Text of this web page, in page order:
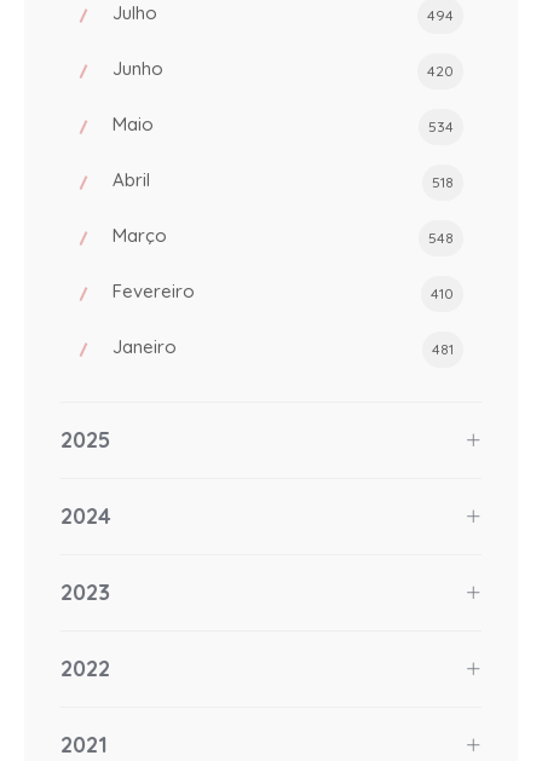
Julho 494
Junho 420
Maio 534
Abril 518
Março 548
Fevereiro 410
Janeiro 481
2025
2024
2023
2022
2021